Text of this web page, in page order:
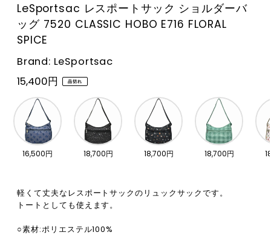
LeSportsac レスポートサック ショルダーバ
ッグ 7520 CLASSIC HOBO E716 FLORAL
SPICE
Brand: LeSportsac
15,400円 品切れ
16,500円 18,700円 18,700円 18,700円
軽くて丈夫なレスポートサックのリュックサックです。
トートとしても使えます。
○素材:ポリエステル100%